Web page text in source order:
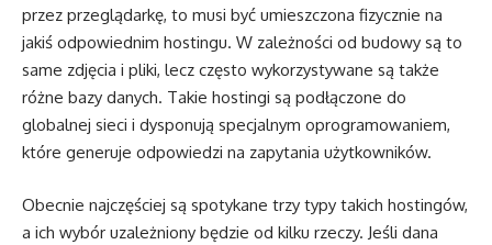
przez przeglądarkę, to musi być umieszczona fizycznie na
jakiś odpowiednim hostingu. W zależności od budowy są to
same zdjęcia i pliki, lecz często wykorzystywane są także
różne bazy danych. Takie hostingi są podłączone do
globalnej sieci i dysponują specjalnym oprogramowaniem,
które generuje odpowiedzi na zapytania użytkowników.
Obecnie najczęściej są spotykane trzy typy takich hostingów,
a ich wybór uzależniony będzie od kilku rzeczy. Jeśli dana